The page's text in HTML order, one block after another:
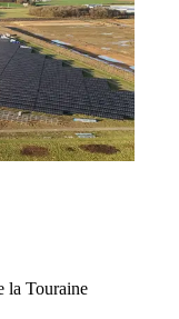
la Touraine